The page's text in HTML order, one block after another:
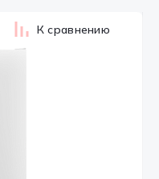
К сравнению